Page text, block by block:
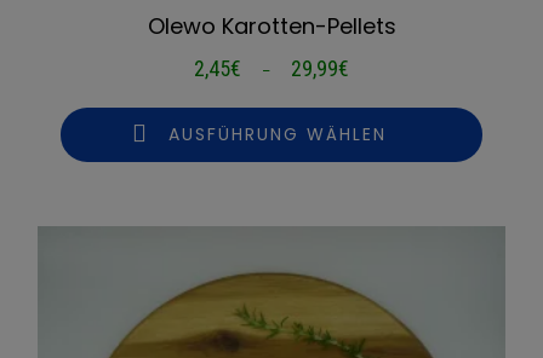
Olewo Karotten-Pellets
2,45€ – 29,99€
bis
AUSFÜHRUNG WÄHLEN